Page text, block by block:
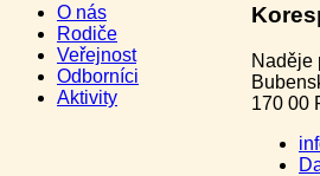
O nás
Rodiče
Veřejnost
Odborníci
Aktivity
Naděje
170 00